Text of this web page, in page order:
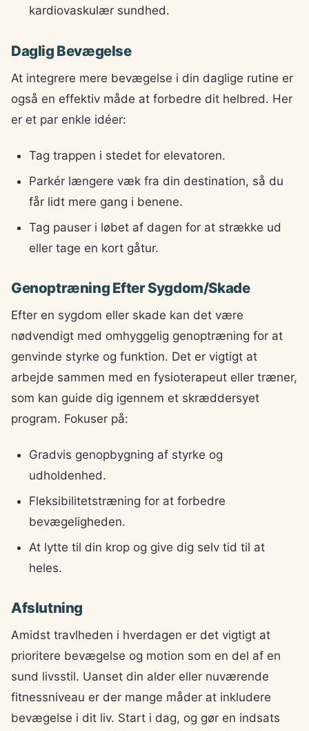
kardiovaskulær sundhed.
Daglig Bevægelse
At integrere mere bevægelse i din daglige rutine er
også en effektiv måde at forbedre dit helbred. Her
er et par enkle idéer:
Tag trappen i stedet for elevatoren.
Parkér længere væk fra din destination, så du
får lidt mere gang i benene.
Tag pauser i løbet af dagen for at strække ud
eller tage en kort gåtur.
Genoptræning Efter Sygdom/Skade
Efter en sygdom eller skade kan det være
nødvendigt med omhyggelig genoptræning for at
genvinde styrke og funktion. Det er vigtigt at
arbejde sammen med en fysioterapeut eller træner,
som kan guide dig igennem et skræddersyet
program. Fokuser på:
Gradvis genopbygning af styrke og
udholdenhed.
Fleksibilitetstræning for at forbedre
bevægeligheden.
At lytte til din krop og give dig selv tid til at
heles.
Afslutning
Amidst travlheden i hverdagen er det vigtigt at
prioritere bevægelse og motion som en del af en
sund livsstil. Uanset din alder eller nuværende
fitnessniveau er der mange måder at inkludere
bevægelse i dit liv. Start i dag, og gør en indsats